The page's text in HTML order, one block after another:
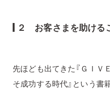
２ お客さまを助ける
先ほども出てきた『ＧＩＶ
そ成功する時代』という書籍